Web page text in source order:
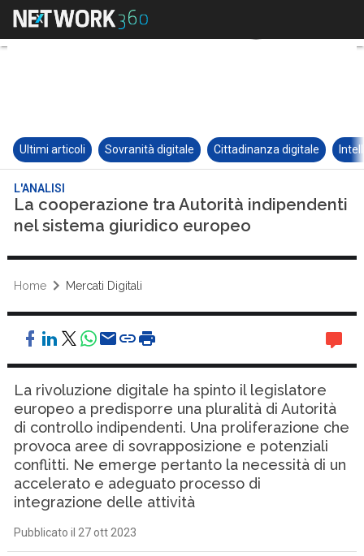
Ultimi articoli Sovranità digitale Cittadinanza digitale
L'ANALISI
La cooperazione tra Autorità indipendenti
nel sistema giuridico europeo
Home Mercati Digitali
La rivoluzione digitale ha spinto il legislatore
europeo a predisporre una pluralità di Autorità
di controllo indipendenti. Una proliferazione che
provoca aree di sovrapposizione e potenziali
conflitti. Ne emerge pertanto la necessità di un
accelerato e adeguato processo di
integrazione delle attività
Pubblicato il 27 ott 2023